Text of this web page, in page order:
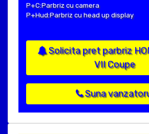
P+C:Parbriz cu camera
P+Hud:Parbriz cu head up display
Solicita pret parbriz
VII Coupe
Suna